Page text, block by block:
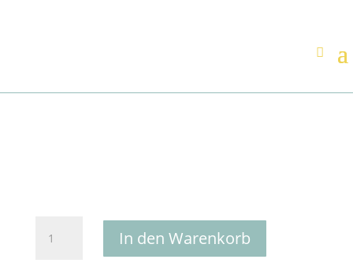
aus
In den Warenkorb